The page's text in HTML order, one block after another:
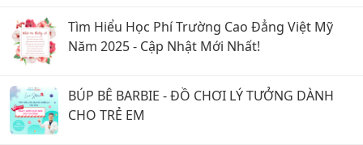
Tìm Hiểu Học Phí Trường Cao Đẳng Việt Mỹ
Năm 2025 - Cập Nhật Mới Nhất!
BÚP BÊ BARBIE - ĐỒ CHƠI LÝ TƯỞNG DÀNH
CHO TRẺ EM